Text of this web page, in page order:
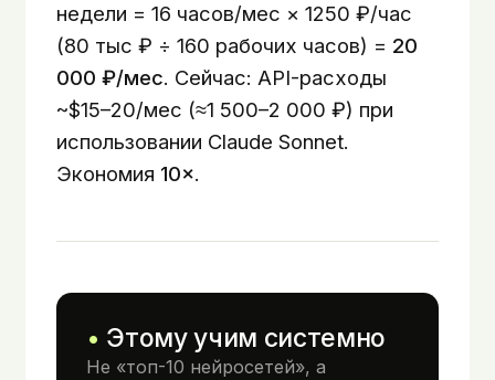
недели = 16 часов/мес × 1250 ₽/час
(80 тыс ₽ ÷ 160 рабочих часов) = 20
000 ₽/мес. Сейчас: API-расходы
~$15–20/мес (≈1 500–2 000 ₽) при
использовании Claude Sonnet.
Экономия 10×.
Этому учим системно
Не «топ-10 нейросетей», а